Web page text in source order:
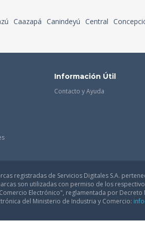
Caazapá Canindeyú Central
Información Útil
Contacto y Ayuda
registradas de Servicios Digitales S.A.
son utilizadas con permiso de los
Electrónico", reglamentada por
del Ministerio de Industria y Comercio: